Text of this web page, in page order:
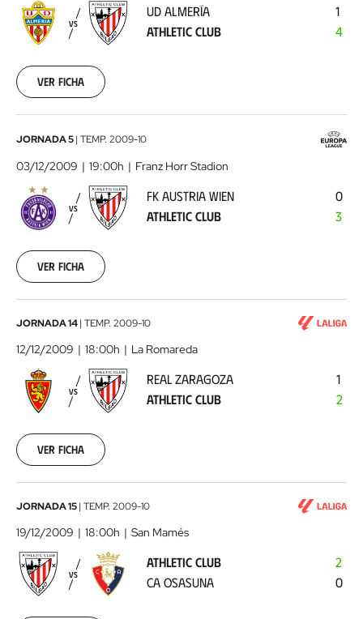
Athletic
Club2009-
29
00:00:00
VS
UD ALMERÍA
ATHLETIC CLUB
1
4
Ver ficha
FK
Austria
Wien
-
Athletic
12-
03
00:00:00
JORNADA 5| TEMP. 2009-10
03/12/2009 19:00h Franz Horr Stadion
VS
FK AUSTRIA WIEN
ATHLETIC CLUB
0
3
Ver ficha
Real
Zaragoza
Athletic
Club2009-
12
00:00:00
JORNADA 14| TEMP. 2009-10
12/12/2009 18:00h La Romareda
VS
REAL ZARAGOZA
ATHLETIC CLUB
1
2
Ver ficha
Athletic
Club
-
CA
Osasuna 2009-
JORNADA 15| TEMP. 2009-10
19/12/2009 18:00h San Mamés
VS
ATHLETIC CLUB
CA OSASUNA
2
0